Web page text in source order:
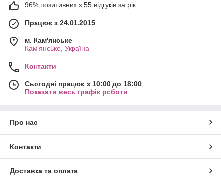
96% позитивних з 55 відгуків за рік
Працює з 24.01.2015
м. Кам'янське
Кам'янське, Україна
Контакти
Сьогодні працює з 10:00 до 18:00
Показати весь графік роботи
Про нас
Контакти
Доставка та оплата